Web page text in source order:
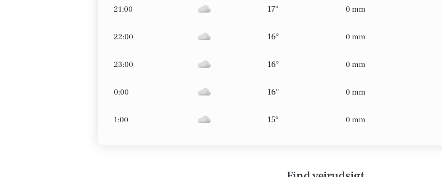
21:00 17° 0 mm
22:00 16° 0 mm
23:00 16° 0 mm
0:00 16° 0 mm
1:00 15° 0 mm